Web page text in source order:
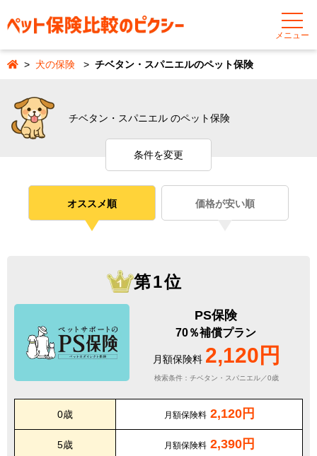
メニュー
犬の保険 チベタン・スパニエルのペット保険
チベタン・スパニエル のペット保険
条件を変更
オススメ順 価格が安い順
第1位
PS保険
70％補償プラン
月額保険料 2,120円
検索条件：チベタン・スパニエル／0歳
0歳 月額保険料 2,120円
5歳 月額保険料 2,390円